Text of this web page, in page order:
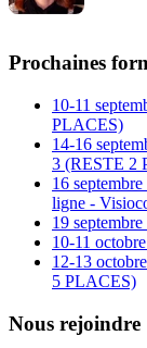
Prochaines
10-11
PLACES)
14-16
3 (RESTE 2
16
ligne -
19
10-11
12-13
5 PLACES)
Nous rejoindre